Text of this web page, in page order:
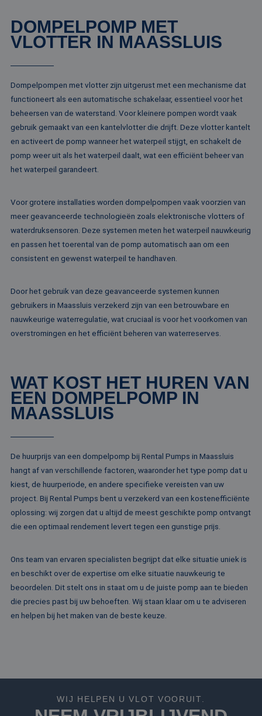
DOMPELPOMP MET
VLOTTER IN MAASSLUIS
Dompelpompen met vlotter zijn uitgerust met een mechanisme dat
functioneert als een automatische schakelaar, essentieel voor het
beheersen van de waterstand. Voor kleinere pompen wordt vaak
gebruik gemaakt van een kantelvlotter die drijft. Deze vlotter kantelt
en activeert de pomp wanneer het waterpeil stijgt, en schakelt de
pomp weer uit als het waterpeil daalt, wat een efficiënt beheer van
het waterpeil garandeert.
Voor grotere installaties worden dompelpompen vaak voorzien van
meer geavanceerde technologieën zoals elektronische vlotters of
waterdruksensoren. Deze systemen meten het waterpeil nauwkeurig
en passen het toerental van de pomp automatisch aan om een
consistent en gewenst waterpeil te handhaven.
Door het gebruik van deze geavanceerde systemen kunnen
gebruikers in Maassluis verzekerd zijn van een betrouwbare en
nauwkeurige waterregulatie, wat cruciaal is voor het voorkomen van
overstromingen en het efficiënt beheren van waterreserves.
WAT KOST HET HUREN VAN
EEN DOMPELPOMP IN
MAASSLUIS
De huurprijs van een dompelpomp bij Rental Pumps in Maassluis
hangt af van verschillende factoren, waaronder het type pomp dat u
kiest, de huurperiode, en andere specifieke vereisten van uw
project. Bij Rental Pumps bent u verzekerd van een kostenefficiënte
oplossing: wij zorgen dat u altijd de meest geschikte pomp ontvangt
die een optimaal rendement levert tegen een gunstige prijs.
Ons team van ervaren specialisten begrijpt dat elke situatie uniek is
en beschikt over de expertise om elke situatie nauwkeurig te
beoordelen. Dit stelt ons in staat om u de juiste pomp aan te bieden
die precies past bij uw behoeften. Wij staan klaar om u te adviseren
en helpen bij het maken van de beste keuze.
WIJ HELPEN U VLOT VOORUIT.
MR
Microsoft
Corporation
.c.clarity.ms
1 week
MSN 1st party
die we gebruiken
IDE
Google LLC
.doubleclick.net
1 jaar
Deze cookie
ingesteld door
informatie uit
hoe de
de website
en over eventuele
advertenties die
eindgebruiker
Google LLC
.doubleclick.net
geplaatst door
DoubleClick
(eigendom van
Google) om te
bepalen of de
browser van de
Corporation
.c.bing.com
die we gebruiken
het gebruik van
analyses te
ANONCHK
Microsoft
10 minuten
Deze cookie
over eventuele
advertenties die
Corporation
.linkedin.com
MSN 1st party
die zorgt voor de
goede werking
deze website.
SM
.c.clarity.ms
Dit is een
MSN 1st party
die we gebruiken
het gebruik van
website voor
Inc.
.rentalpumps.eu
weken
Facebook om een
te leveren, zoals
realtime bieden
externe